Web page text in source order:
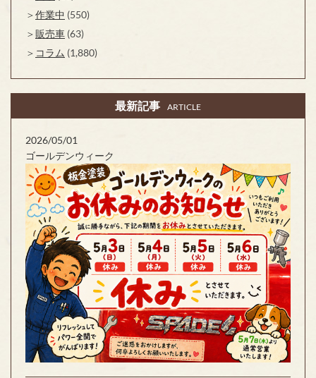
作業中 (550)
販売車 (63)
コラム (1,880)
最新記事 ARTICLE
2026/05/01
ゴールデンウィーク